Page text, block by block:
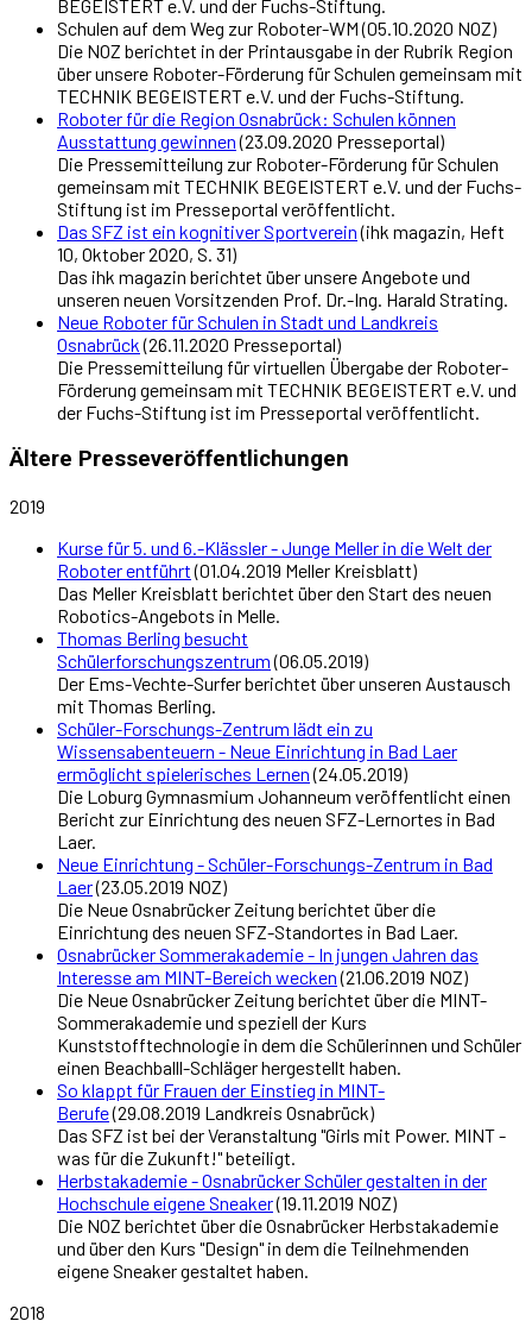
BEGEISTERT e.V. und der Fuchs-Stiftung.
Schulen auf dem Weg zur Roboter-WM (05.10.2020 NOZ)
Die NOZ berichtet in der Printausgabe in der Rubrik Region
über unsere Roboter-Förderung für Schulen gemeinsam mit
TECHNIK BEGEISTERT e.V. und der Fuchs-Stiftung.
Roboter für die Region Osnabrück: Schulen können
Ausstattung gewinnen(23.09.2020 Presseportal)
Die Pressemitteilung zur Roboter-Förderung für Schulen
gemeinsam mit TECHNIK BEGEISTERT e.V. und der Fuchs-
Stiftung ist im Presseportal veröffentlicht.
Das SFZ ist ein kognitiver Sportverein(ihk magazin, Heft
10, Oktober 2020, S. 31)
Das ihk magazin berichtet über unsere Angebote und
unseren neuen Vorsitzenden Prof. Dr.-Ing. Harald Strating.
Neue Roboter für Schulen in Stadt und Landkreis
Osnabrück(26.11.2020 Presseportal)
Die Pressemitteilung für virtuellen Übergabe der Roboter-
Förderung gemeinsam mit TECHNIK BEGEISTERT e.V. und
der Fuchs-Stiftung ist im Presseportal veröffentlicht.
Ältere Presseveröffentlichungen
2019
Kurse für 5. und 6.-Klässler - Junge Meller in die Welt der
Roboter entführt(01.04.2019 Meller Kreisblatt)
Das Meller Kreisblatt berichtet über den Start des neuen
Robotics-Angebots in Melle.
Thomas Berling besucht
Schülerforschungszentrum(06.05.2019)
Der Ems-Vechte-Surfer berichtet über unseren Austausch
mit Thomas Berling.
Schüler-Forschungs-Zentrum lädt ein zu
Wissensabenteuern - Neue Einrichtung in Bad Laer
ermöglicht spielerisches Lernen(24.05.2019)
Die Loburg Gymnasmium Johanneum veröffentlicht einen
Bericht zur Einrichtung des neuen SFZ-Lernortes in Bad
Laer.
Neue Einrichtung - Schüler-Forschungs-Zentrum in Bad
Laer(23.05.2019 NOZ)
Die Neue Osnabrücker Zeitung berichtet über die
Einrichtung des neuen SFZ-Standortes in Bad Laer.
Osnabrücker Sommerakademie - In jungen Jahren das
Interesse am MINT-Bereich wecken(21.06.2019 NOZ)
Die Neue Osnabrücker Zeitung berichtet über die MINT-
Sommerakademie und speziell der Kurs
Kunststofftechnologie in dem die Schülerinnen und Schüler
einen Beachballl-Schläger hergestellt haben.
So klappt für Frauen der Einstieg in MINT-
Berufe(29.08.2019 Landkreis Osnabrück)
Das SFZ ist bei der Veranstaltung "Girls mit Power. MINT -
was für die Zukunft!" beteiligt.
Herbstakademie - Osnabrücker Schüler gestalten in der
Hochschule eigene Sneaker(19.11.2019 NOZ)
Die NOZ berichtet über die Osnabrücker Herbstakademie
und über den Kurs "Design" in dem die Teilnehmenden
eigene Sneaker gestaltet haben.
2018